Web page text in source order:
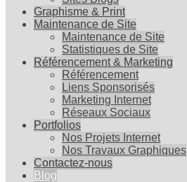
Graphisme & Print
Maintenance de Site
Maintenance de Site
Statistiques de Site
Référencement & Marketing
Référencement
Liens Sponsorisés
Marketing Internet
Réseaux Sociaux
Portfolios
Nos Projets Internet
Nos Travaux Graphiques
Contactez-nous
Blog